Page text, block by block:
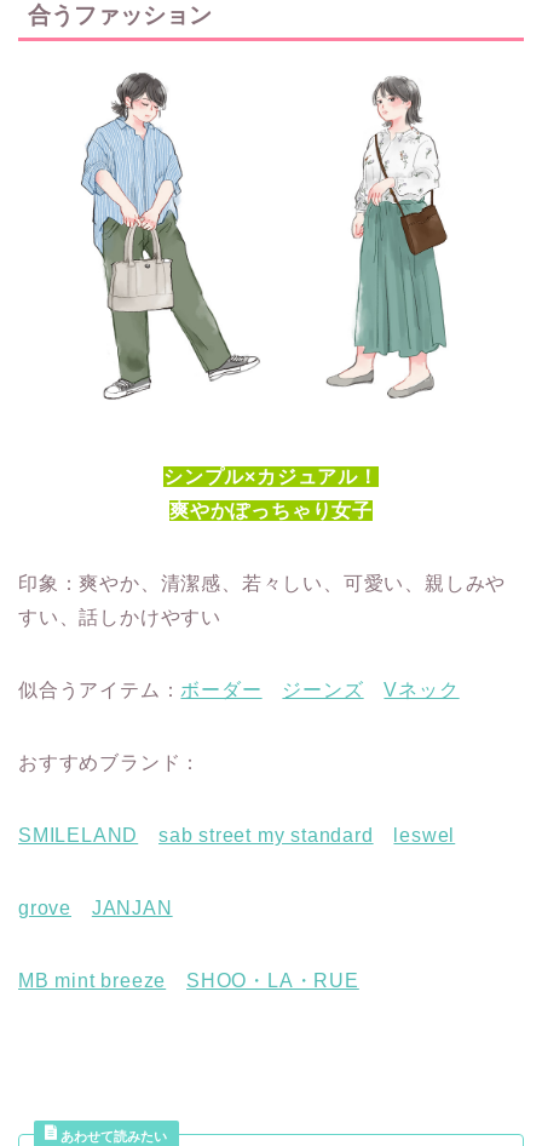
合うファッション
シンプル×カジュアル！
爽やかぽっちゃり女子
印象：爽やか、清潔感、若々しい、可愛い、親しみや
すい、話しかけやすい
似合うアイテム： ボーダー ジーンズ Vネック
おすすめブランド：
SMILELAND sab street my standard leswel
grove JANJAN
MB mint breeze SHOO・LA・RUE